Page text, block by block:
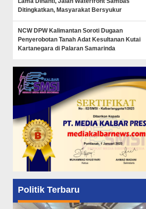
Ditingkatkan, Masyarakat Bersyukur
NCW DPW Kalimantan Soroti Dugaan
Penyerobotan Tanah Adat Kesultanan Kutai
Kartanegara di Palaran Samarinda
Politik Terbaru